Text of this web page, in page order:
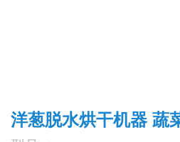
洋葱脱水烘干机器 蔬